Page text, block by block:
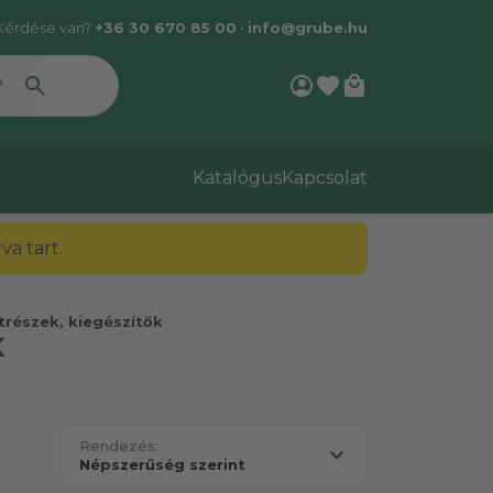
van? +36 30 670 85 00 • info@grube.hu
account_circlefavorite local_mall
KatalógusKapcsolat
tart.
kiegészítők
Rendezés: